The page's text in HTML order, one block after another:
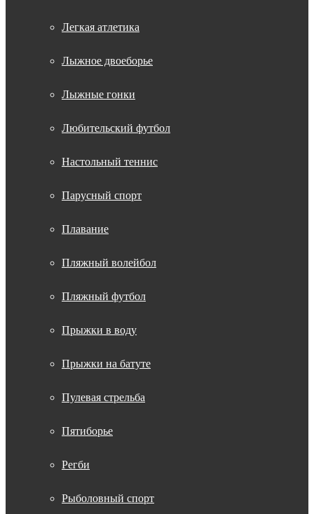
Легкая атлетика
Лыжное двоеборье
Лыжные гонки
Любительский футбол
Настольный теннис
Парусный спорт
Плавание
Пляжный волейбол
Пляжный футбол
Прыжки в воду
Прыжки на батуте
Пулевая стрельба
Пятиборье
Регби
Рыболовный спорт